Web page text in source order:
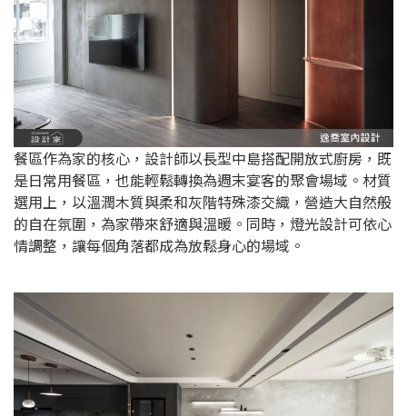
餐區作為家的核心，設計師以長型中島搭配開放式廚房，既
是日常用餐區，也能輕鬆轉換為週末宴客的聚會場域。材質
選用上，以溫潤木質與柔和灰階特殊漆交織，營造大自然般
的自在氛圍，為家帶來舒適與溫暖。同時，燈光設計可依心
情調整，讓每個角落都成為放鬆身心的場域。